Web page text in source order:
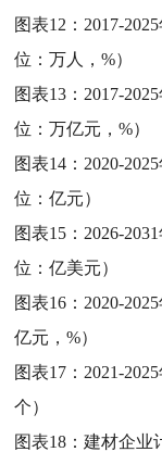
图表12： 2017-
位：万人，%）
图表13： 2017-
位：万亿元，%）
图表14： 2020-
位：亿元）
图表15： 2026-
位：亿美元）
图表16： 2020-
亿元，%）
图表17： 2021-
个）
图表18：建材企业